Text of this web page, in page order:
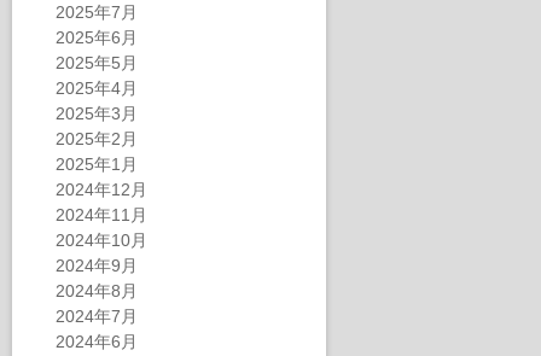
2025年7月
2025年6月
2025年5月
2025年4月
2025年3月
2025年2月
2025年1月
2024年12月
2024年11月
2024年10月
2024年9月
2024年8月
2024年7月
2024年6月